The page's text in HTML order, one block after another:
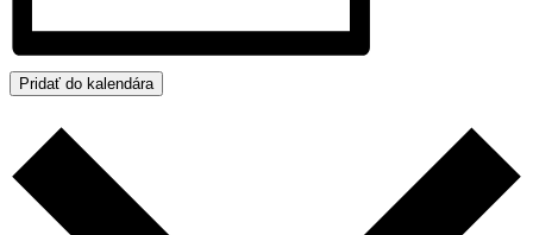
Pridať do kalendára